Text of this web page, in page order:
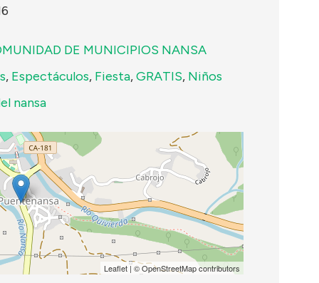
DE MUNICIPIOS NANSA
, Espectáculos, Fiesta,GRATIS, Niños
nansa
Leaflet| ©OpenStreetMapcontributors